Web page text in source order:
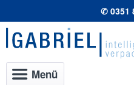
✆ 0351
Menü